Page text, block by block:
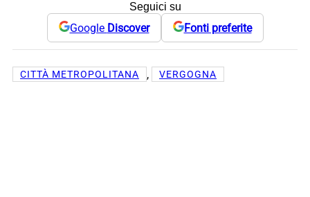
Seguici su
Google Discover Fonti preferite
CITTÀ METROPOLITANA , VERGOGNA